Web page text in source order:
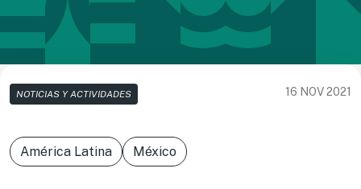
NOTICIAS Y ACTIVIDADES 16 NOV 2021
América Latina México